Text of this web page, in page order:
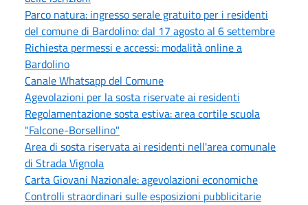
Parco natura: ingresso serale gratuito per i residenti
del comune di Bardolino: dal 17 agosto al 6 settembre
Richiesta permessi e accessi: modalità online a
Bardolino
Canale Whatsapp del Comune
Agevolazioni per la sosta riservate ai residenti
Regolamentazione sosta estiva: area cortile scuola
"Falcone-Borsellino"
Area di sosta riservata ai residenti nell'area comunale
di Strada Vignola
Carta Giovani Nazionale: agevolazioni economiche
Controlli straordinari sulle esposizioni pubblicitarie